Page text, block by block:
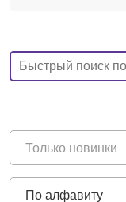
Только новинки
По алфавиту